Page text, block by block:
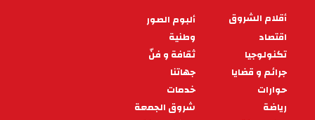
PIED
DE
PAGE
أقلام الشروق
ألبوم الصور
اقتصاد
وطنية
تكنولوجيا
ثقافة و فنّ
جرائم و قضايا
جهاتنا
حوارات
خدمات
رياضة
شروق الجمعة